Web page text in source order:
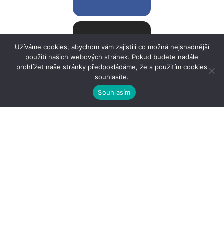
Užíváme cookies, abychom vám zajistili co možná nejsnadnější
použití našich webových stránek. Pokud budete nadále
prohlížet naše stránky předpokládáme, že s použitím cookies
souhlasíte.
Souhlasím